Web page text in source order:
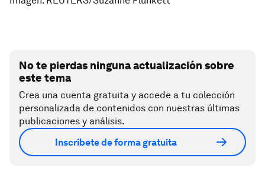
No te pierdas ninguna actualización sobre
este tema
Crea una cuenta gratuita y accede a tu colección
personalizada de contenidos con nuestras últimas
publicaciones y análisis.
Inscríbete de forma gratuita